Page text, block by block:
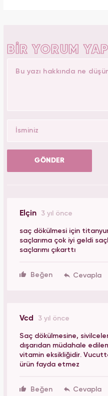
BİR YORUM
GÖNDER
Elçin 3 yıl önce
saç dökülmesi için
saçlarıma çok iyi geldi
saçlarımı çıkarttı
Beğen
Vcd 3 yıl önce
Saç dökülmesine,
dışarıdan müdahale
vitamin eksikliğidir.
ürün fayda etmez
Beğen